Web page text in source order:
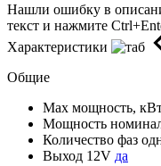
Нашли ошибку в
текст и нажмите
Характеристики
Общие
Max мощность,
Мощность
Количество фаз
Выход 12V да